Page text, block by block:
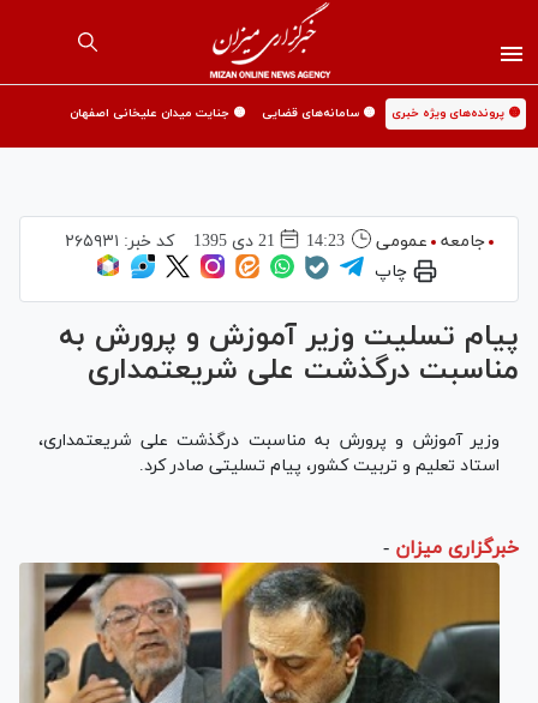
🟡 پرونده‌های ویژه خبری 🟡 سامانه‌های قضایی 🟡 جنایت میدان علیخانی اصفهان
جامعه عمومی 14:23 21 دی 1395 کد خبر: ۲۶۵۹۳۱
چاپ
پیام تسلیت وزیر آموزش و پرورش به
مناسبت درگذشت علی شریعتمداری
وزیر آموزش و پرورش به مناسبت درگذشت علی شریعتمداری،
استاد تعلیم و تربیت كشور، پیام تسلیتی صادر كرد.
خبرگزاری میزان -